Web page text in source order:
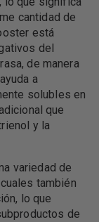
cantidad de
está
del
de manera
a
solubles en
que
y la
variedad de
también
lo que
de